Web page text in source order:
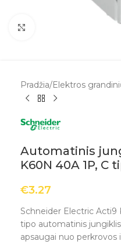
Spustelėkite, kad
Pradžia/Elektros
Automatinis
K60N 40A 1P, C
€3.27
Schneider Electric Acti9
tipo automatinis
apsaugai nuo